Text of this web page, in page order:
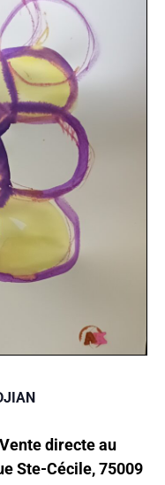
directe au
Ste-Cécile, 75009